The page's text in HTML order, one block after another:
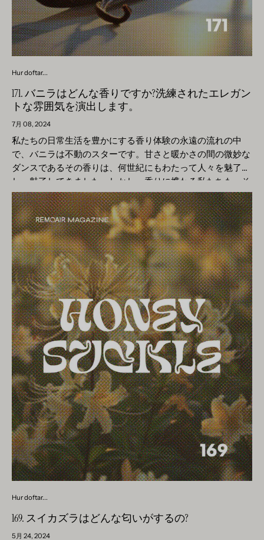
Hur doftar...
171. バニラはどんな香りですか?洗練されたエレガン
トな雰囲気を演出します。
7月 08, 2024
私たちの日常生活を豊かにする香り体験の永遠の流れの中
で、バニラは不動のスターです。甘さと暖かさの間の微妙な
ダンスであるその香りは、何世紀にもわたって人々を魅了
し、魅了してきました。しかし、香りに携わる私たちも、そ
れが分水嶺であることを知っています。 メキシコ湾の緑豊か
な熱帯雨林で生まれ、トトナック族がその魅惑的な特性を理
解していたバニラは、贅沢と日常の喜びの両方の世界的なシ
ンボルに成長しました。その豊かな歴史と複雑な製造方法に
より、世界で最も模倣されている香りのひとつでもあり、そ
のことが今日ではバニラが実際にどのような香りなのかにつ
いて混乱を招いています。 バニラの独特の香りは、単なる感
覚体験ではありません。思い出を呼び起こし、安らぎと調和
の感覚をもたらします。フレグランスの世界では、バニラは
心温まるノートであり、私たちの鼻で知覚する能力を超え
て、魂の領域にまで到達し、子供の頃のペストリーや温かい
お茶を思い出させます。しかし、それがどんなに温かくて魅
力的でも、それが合成のものである場合、人によっては非常
にイライラする可能性があります。家具デパートの最後の曲
がり角で覚えた香り、それは本物の合成バニラです。純粋な
悪夢。 しかし、バニラの魔法はノスタルジックな雰囲気や商
業的なデパートの枠を超えています。家庭内では、本物のバ
ニラの微妙だがはっきりとした存在感が、穏やかで幸福な雰
囲気を作り出します。バニラの香りの正しい使い方を学ぶこ
とで、部屋を優雅さと洗練されたシンプルさのオアシスに変
えることができます。 それでは、一緒にバニラの豊かな歴史
を探り、私たちの感覚に及ぼす深い影響を発見し、日常生活
の中でバニラの楽しい存在を受け入れる方法を学びましょ
かさを感じさせるバニラの香り。バニラビーンズの天然エキ
スの柔らかく心地よい香りが私たちの感覚に届き、遠くから
Hur doftar...
169. スイカズラはどんな匂いがするの?
5月 24, 2024